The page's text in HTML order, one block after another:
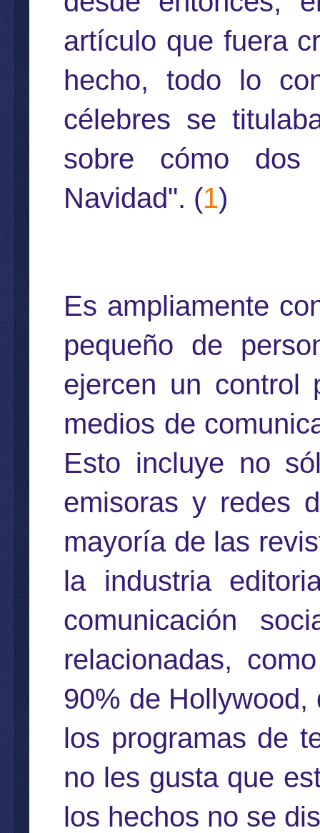
artículo que fuera
hecho, todo lo
célebres se
sobre cómo dos
Navidad". (1)
Es ampliamente
pequeño de
ejercen un control
medios de
Esto incluye no
emisoras y redes
mayoría de las
la industria
comunicación
relacionadas,
90% de
los programas de
no les gusta que
los hechos no se